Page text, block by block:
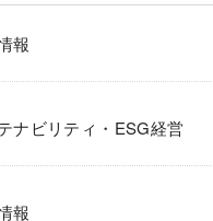
報
ナビリティ・ESG経営
報